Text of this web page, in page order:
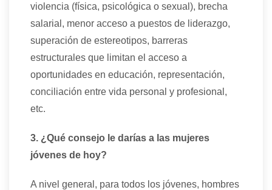
violencia (física, psicológica o sexual), brecha
salarial, menor acceso a puestos de liderazgo,
superación de estereotipos, barreras
estructurales que limitan el acceso a
oportunidades en educación, representación,
conciliación entre vida personal y profesional,
etc.
3. ¿Qué consejo le darías a las mujeres
jóvenes de hoy?
A nivel general, para todos los jóvenes, hombres